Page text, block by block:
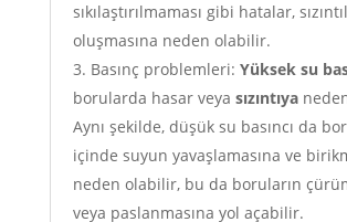
sıkılaştırılmaması gibi hatalar,
oluşmasına neden olabilir.
Basınç problemleri: Yüksek su
borularda hasar veya sızıntıya
Aynı şekilde, düşük su basıncı da
içinde suyun yavaşlamasına ve
neden olabilir, bu da boruların
veya paslanmasına yol açabilir.